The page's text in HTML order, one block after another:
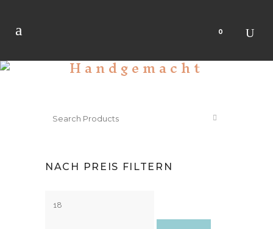
0
Handgemacht
NACH PREIS FILTERN